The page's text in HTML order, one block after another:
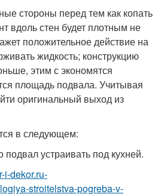
стороны перед тем как копать
вдоль стен будет плотным не
положительное действие на
жидкость; конструкцию
этим с экономятся
площадь подвала. Учитывая
оригинальный выход из
в следующем:
устраивать под кухней.
i-dekor.ru-
stroitelstva-pogreba-v-